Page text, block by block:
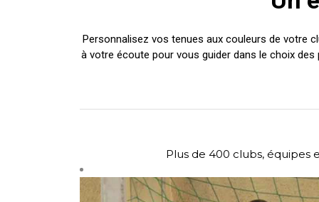
Personnalisez vos tenues aux couleurs de votre
à votre écoute pour vous guider dans le choix
Plus de 400 clubs, équipes